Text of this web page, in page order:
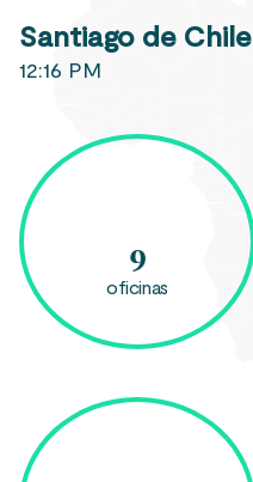
Santiago de Chile
12:16 PM
9
oficinas